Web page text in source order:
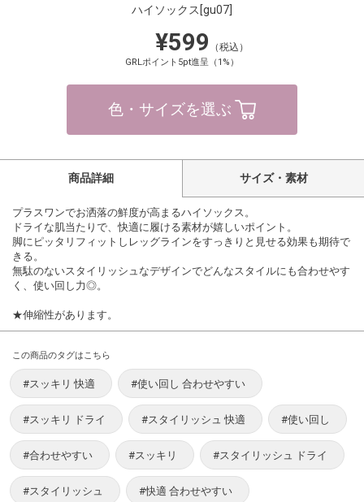
ハイソックス [gu07]
¥599 （税込）
GRLポイント5pt進呈（1%）
色・サイズを選ぶ
商品詳細 サイズ・素材
プラスワンでお洒落の鮮度が高まるハイソックス。
ドライな肌当たりで、快適に履ける素材が嬉しいポイント。
脚にピッタリフィットしレッグラインをすっきりと見せる効果も期待で
きる。
無駄のないスタイリッシュなデザインでどんなスタイルにも合わせやす
く、使い回し力◎。
★伸縮性があります。
この商品のタグはこちら
#スッキリ 快適 #使い回し 合わせやすい
#スッキリ ドライ #スタイリッシュ 快適 #使い回し
#合わせやすい #スッキリ #スタイリッシュ ドライ
#スタイリッシュ #快適 合わせやすい